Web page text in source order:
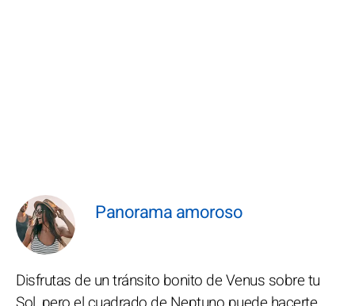
Panorama amoroso
Disfrutas de un tránsito bonito de Venus sobre tu